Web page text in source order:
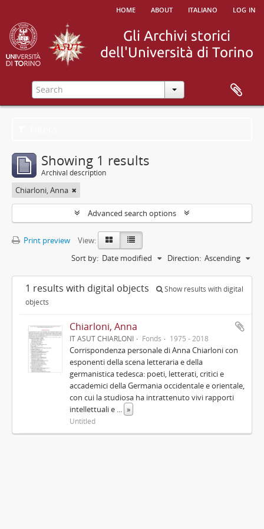
home about italiano log in
Showing 1 results
Archival description
Chiarloni, Anna
Advanced search options
Print preview
View:
Sort by: Date modified Direction: Ascending
1 results with digital objects
Show results with digital
objects
Chiarloni, Anna
IT ASUT CHIARLONI Fonds 1975 - 2018
Corrispondenza personale di Anna Chiarloni con
esponenti della scena letteraria e della
germanistica tedesca: poeti, letterati, critici e
accademici della Germania occidentale e orientale,
con cui la studiosa ha intrattenuto vivi rapporti
intellettuali e ... »
Untitled